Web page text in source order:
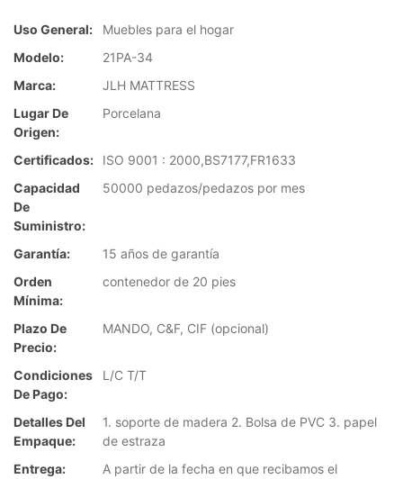
Uso General:
Muebles para el hogar
Modelo:
21PA-34
Marca:
JLH MATTRESS
Lugar De
Origen:
Porcelana
Certificados:
ISO 9001 : 2000,BS7177,FR1633
Capacidad
De
Suministro:
50000 pedazos/pedazos por mes
Garantía:
15 años de garantía
Orden
Mínima:
contenedor de 20 pies
Plazo De
Precio:
MANDO, C&F, CIF (opcional)
Condiciones
De Pago:
L/C T/T
Detalles Del
Empaque:
1. soporte de madera 2. Bolsa de PVC 3. papel
de estraza
Entrega:
A partir de la fecha en que recibamos el